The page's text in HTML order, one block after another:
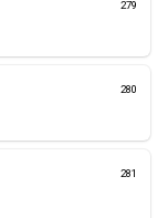
279
280
281